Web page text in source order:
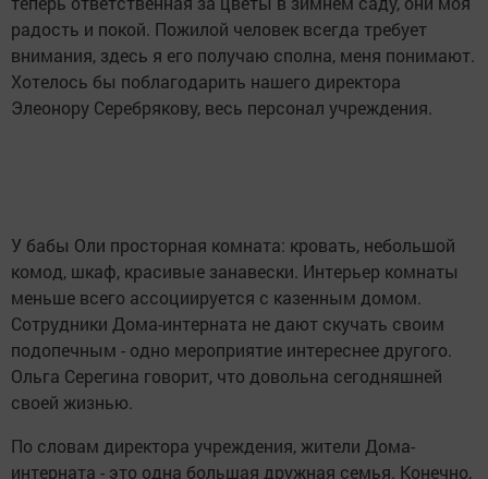
радость и покой. Пожилой человек всегда требует
внимания, здесь я его получаю сполна, меня понимают.
Хотелось бы поблагодарить нашего директора
Элеонору Серебрякову, весь персонал учреждения.
У бабы Оли просторная комната: кровать, небольшой
комод, шкаф, красивые занавески. Интерьер комнаты
меньше всего ассоциируется с казенным домом.
Сотрудники Дома-интерната не дают скучать своим
подопечным - одно мероприятие интереснее другого.
Ольга Серегина говорит, что довольна сегодняшней
своей жизнью.
По словам директора учреждения, жители Дома-
интерната - это одна большая дружная семья. Конечно,